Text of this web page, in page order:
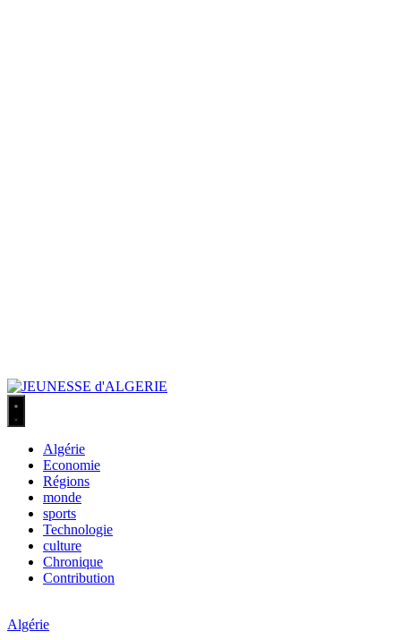
Algérie
Economie
Régions
monde
sports
Technologie
culture
Chronique
Contribution
Algérie